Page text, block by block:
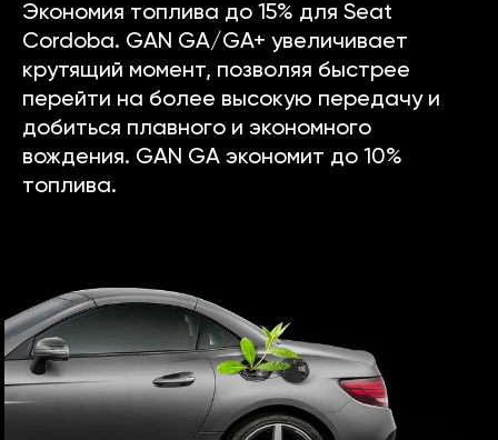
Экономия топлива до 15% для Seat
Cordoba. GAN GA/GA+ увеличивает
крутящий момент, позволяя быстрее
перейти на более высокую передачу и
добиться плавного и экономного
вождения. GAN GA экономит до 10%
топлива.